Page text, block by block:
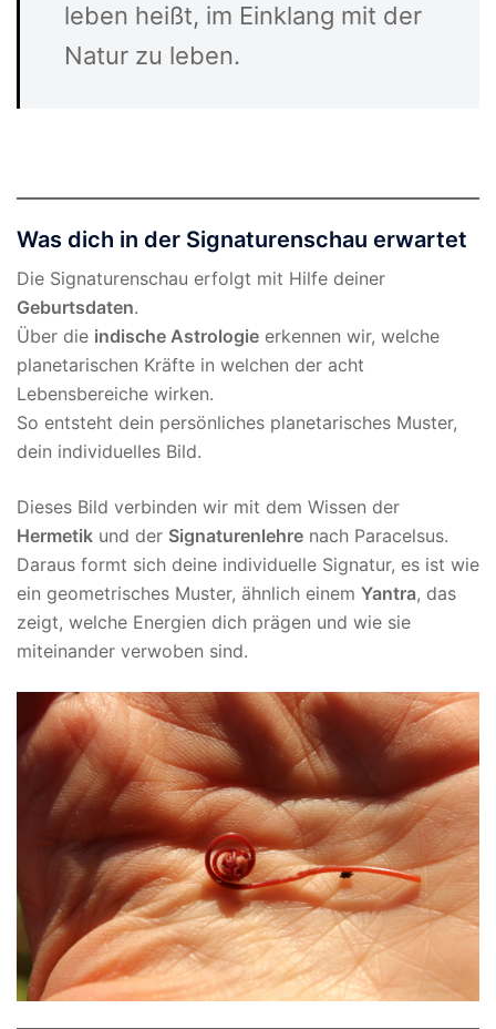
leben heißt, im Einklang mit der
Natur zu leben.
Was dich in der Signaturenschau erwartet
Die Signaturenschau erfolgt mit Hilfe deiner
Geburtsdaten.
Über die indische Astrologie erkennen wir, welche
planetarischen Kräfte in welchen der acht
Lebensbereiche wirken.
So entsteht dein persönliches planetarisches Muster,
dein individuelles Bild.
Dieses Bild verbinden wir mit dem Wissen der
Hermetik und der Signaturenlehre nach Paracelsus.
Daraus formt sich deine individuelle Signatur, es ist wie
ein geometrisches Muster, ähnlich einem Yantra, das
zeigt, welche Energien dich prägen und wie sie
miteinander verwoben sind.